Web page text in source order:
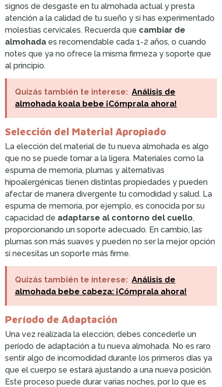
signos de desgaste en tu almohada actual y presta
atención a la calidad de tu sueño y si has experimentado
molestias cervicales. Recuerda que cambiar de
almohada es recomendable cada 1-2 años, o cuando
notes que ya no ofrece la misma firmeza y soporte que
al principio.
Quizás también te interese: Análisis de
almohada koala bebe ¡Cómprala ahora!
Selección del Material Apropiado
La elección del material de tu nueva almohada es algo
que no se puede tomar a la ligera. Materiales como la
espuma de memoria, plumas y alternativas
hipoalergénicas tienen distintas propiedades y pueden
afectar de manera divergente tu comodidad y salud. La
espuma de memoria, por ejemplo, es conocida por su
capacidad de adaptarse al contorno del cuello,
proporcionando un soporte adecuado. En cambio, las
plumas son más suaves y pueden no ser la mejor opción
si necesitas un soporte más firme.
Quizás también te interese: Análisis de
almohada bebe cabeza: ¡Cómprala ahora!
Período de Adaptación
Una vez realizada la elección, debes concederle un
período de adaptación a tu nueva almohada. No es raro
sentir algo de incomodidad durante los primeros días ya
que el cuerpo se estará ajustando a una nueva posición.
Este proceso puede durar varias noches, por lo que es